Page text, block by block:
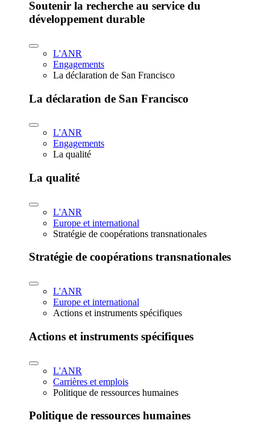
Soutenir la recherche au service du
développement durable
L'ANR
Engagements
La déclaration de San Francisco
La déclaration de San Francisco
L'ANR
Engagements
La qualité
La qualité
L'ANR
Europe et international
Stratégie de coopérations transnationales
Stratégie de coopérations transnationales
L'ANR
Europe et international
Actions et instruments spécifiques
Actions et instruments spécifiques
L'ANR
Carrières et emplois
Politique de ressources humaines
Politique de ressources humaines